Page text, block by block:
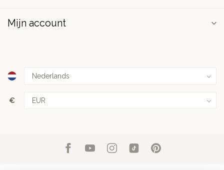
Mijn account
€